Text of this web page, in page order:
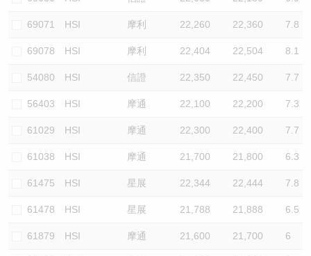
69071 HSI 摩利 22,260 22,360 7.8
69078 HSI 摩利 22,404 22,504 8.1
54080 HSI 信證 22,350 22,450 7.7
56403 HSI 摩通 22,100 22,200 7.3
61029 HSI 摩通 22,300 22,400 7.7
61038 HSI 摩通 21,700 21,800 6.3
61475 HSI 星展 22,344 22,444 7.8
61478 HSI 星展 21,788 21,888 6.5
61879 HSI 摩通 21,600 21,700 6